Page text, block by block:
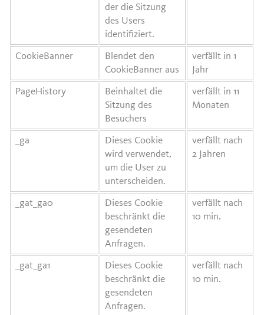
der die Sitzung
des Users
identifiziert.
CookieBanner
Blendet den
CookieBanner aus
verfällt in 1
Jahr
PageHistory
Beinhaltet die
Sitzung des
Besuchers
verfällt in 11
Monaten
_ga
Dieses Cookie
wird verwendet,
um die User zu
unterscheiden.
verfällt nach
2 Jahren
_gat_ga0
Dieses Cookie
beschränkt die
gesendeten
Anfragen.
verfällt nach
10 min.
_gat_ga1
Dieses Cookie
beschränkt die
gesendeten
Anfragen.
verfällt nach
10 min.